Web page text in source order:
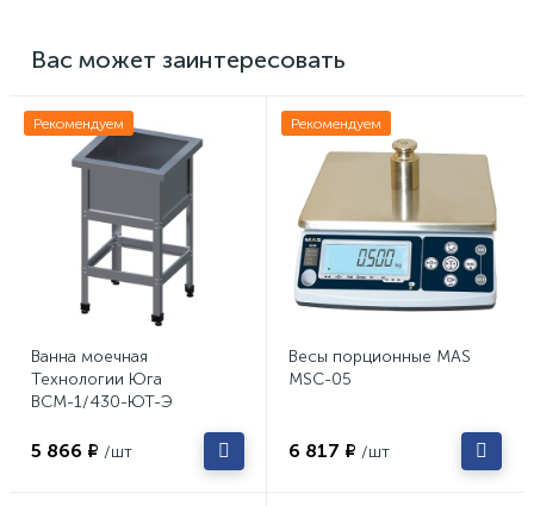
Вас может заинтересовать
Рекомендуем
Ванна моечная
Технологии Юга
ВСМ-1/430-ЮТ-Э
5 866 ₽ /шт
Рекомендуем
Весы порционные MAS
MSC-05
6 817 ₽ /шт